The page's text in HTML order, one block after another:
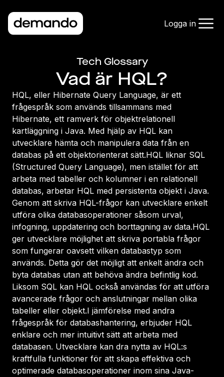
Logga in
Tech Glossary
Vad är HQL?
HQL, eller Hibernate Query Language, är ett
frågespråk som används tillsammans med
Hibernate, ett ramverk för objektrelationell
kartläggning i Java. Med hjälp av HQL kan
utvecklare hämta och manipulera data från en
databas på ett objektorienterat sätt.HQL liknar SQL
(Structured Query Language), men istället för att
arbeta med tabeller och kolumner i en relationell
databas, arbetar HQL med persistenta objekt i Java.
Genom att skriva HQL-frågor kan utvecklare enkelt
utföra olika databasoperationer såsom urval,
infogning, uppdatering och borttagning av data.HQL
ger utvecklare möjlighet att skriva portabla frågor
som fungerar oavsett vilken databastyp som
används. Detta gör det möjligt att enkelt ändra och
byta databas utan att behöva ändra befintlig kod.
Liksom SQL kan HQL också användas för att utföra
avancerade frågor och anslutningar mellan olika
tabeller eller objekt.I jämförelse med andra
frågespråk för databashantering, erbjuder HQL
enklare och mer intuitivt sätt att arbeta med
databasen. Utvecklare kan dra nytta av HQL:s
kraftfulla funktioner för att skapa effektiva och
optimerade databasoperationer inom sina Java-